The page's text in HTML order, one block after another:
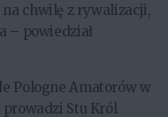
na chwilę z rywalizacji,
– powiedział
Pologne Amatorów w
Stu Król